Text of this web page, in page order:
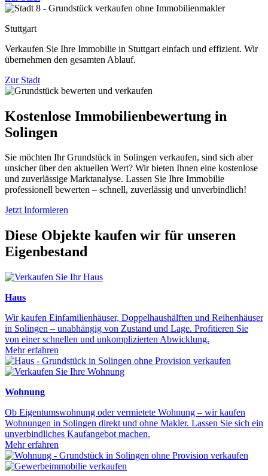
Stuttgart
Verkaufen Sie Ihre Immobilie in Stuttgart einfach und effizient. Wir
übernehmen den gesamten Ablauf.
Zur Stadt
Kostenlose Immobilienbewertung in
Solingen
Sie möchten Ihr Grundstück in Solingen verkaufen, sind sich aber
unsicher über den aktuellen Wert? Wir bieten Ihnen eine kostenlose
und zuverlässige Marktanalyse. Lassen Sie Ihre Immobilie
professionell bewerten – schnell, zuverlässig und unverbindlich!
Jetzt Informieren
Diese Objekte kaufen wir für unseren
Eigenbestand
Haus
Wir kaufen Einfamilienhäuser, Doppelhaushälften und Reihenhäuser
in Solingen – unabhängig von Zustand und Lage. Profitieren Sie
von einer schnellen und unkomplizierten Abwicklung.
Mehr erfahren
Wohnung
Ob Eigentumswohnung oder vermietete Wohnung – wir kaufen
Wohnungen in Solingen direkt und ohne Makler. Lassen Sie sich ein
unverbindliches Kaufangebot machen.
Mehr erfahren